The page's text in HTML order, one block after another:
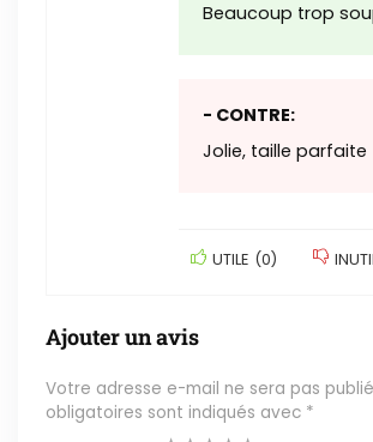
Beaucoup trop
- CONTRE:
Jolie, taille parfaite
UTILE (0)
Ajouter un avis
Votre adresse e-mail ne sera pas
obligatoires sont indiqués avec *